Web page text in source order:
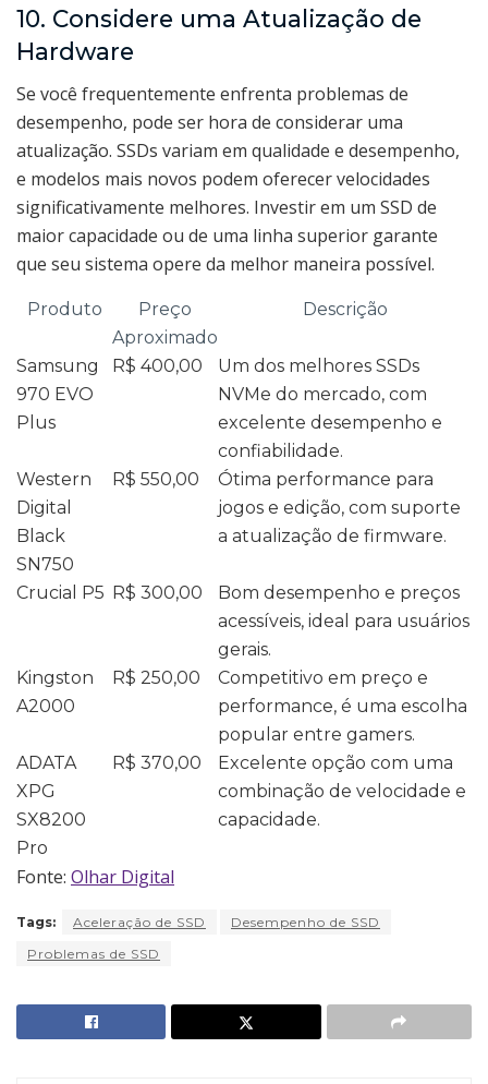
10. Considere uma Atualização de
Hardware
Se você frequentemente enfrenta problemas de
desempenho, pode ser hora de considerar uma
atualização. SSDs variam em qualidade e desempenho,
e modelos mais novos podem oferecer velocidades
significativamente melhores. Investir em um SSD de
maior capacidade ou de uma linha superior garante
que seu sistema opere da melhor maneira possível.
Produto
Preço
Aproximado
Descrição
Samsung
970 EVO
Plus
R$ 400,00
Um dos melhores SSDs
NVMe do mercado, com
excelente desempenho e
confiabilidade.
Western
Digital
Black
SN750
R$ 550,00
Ótima performance para
jogos e edição, com suporte
a atualização de firmware.
Crucial P5 R$ 300,00
Bom desempenho e preços
acessíveis, ideal para usuários
gerais.
Kingston
A2000
R$ 250,00
Competitivo em preço e
performance, é uma escolha
popular entre gamers.
ADATA
XPG
SX8200
Pro
R$ 370,00
Excelente opção com uma
combinação de velocidade e
capacidade.
Fonte: Olhar Digital
Tags: Aceleração de SSD
Desempenho de SSD
Problemas de SSD